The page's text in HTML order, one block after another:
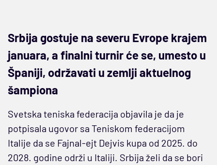
Srbija gostuje na severu Evrope krajem
januara, a finalni turnir će se, umesto u
Španiji, održavati u zemlji aktuelnog
šampiona
Svetska teniska federacija objavila je da je
potpisala ugovor sa Teniskom federacijom
Italije da se Fajnal-ejt Dejvis kupa od 2025. do
2028. godine održi u Italiji. Srbija želi da se bori